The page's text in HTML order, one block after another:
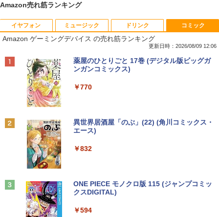
1
【★最大100%ポイント】【大特価!訳あ
り!】富士通 LIFEBOOK A576/第6世代 C
ore i3/メモリ:4GB/SSD:128GB/15.6型液
パソコン ノートパソコン Windows11 W
indows10
￥8,999
【マラソンP5倍/10%オフクーポン】中古
ノートパソコン Windows11 Pro Office
世代 Core i5 メモリ8GB 高速SSD256GB
￥9,800
1
富士通 Fujitsu 液晶モニター VL-17CST
17インチ スクエア ホワイト LCD LEDバ
ックライト SXGA 1280×1024 TNパネル
プレイ 【中古】
2
【超特価】厳選大手メーカー 液晶モニタ
ー シークレット 19インチワイド ノング
レア VGA DELL NEC 等 液晶ディスプレ
モバイルモニター 15.6インチ InnoView
FHD ポータブルモニター IPS液晶パネル
1
ちいかわ なんか小さくてかわいいやつ
（1） （ワイドKC） [ ナガノ ]
￥1,100
￥4,345
￥594
Amazon売れ筋ランキング
イヤフォン
Anker Soundcore P40i オフホワイト
Anker Soundcore P31i ブラック
Anker Soundcore Liberty 5 ミッドナイトブ
ラック
￥14,990
ミュージック
BRUCE WAYNE feat. Flo Milli, ATL Jacob
[Explicit]
￥250
BRUCE WAYNE feat. Flo Milli, ATL Jacob
[Explicit]
￥250
見知らぬ糸
ドリンク
【Amazon.co.jp限定】 い・ろ・は・す 2L P
ET ラベルレス ×8本
￥1,112
by Amazon 天然水 ラベルレス 500ml ×24本
富士山の天然水 バナジウム含有 水 ミネラル
ットル (Smart Basic)
by Amazon 天然水ラベルレス 2L×9本
￥1,117
コミック
Amazon ゲーミングデバイス の売れ筋ランキング
更新日時：2026/08/09 12:06
薬屋のひとりごと 17巻 (デジタル版ビッグガ
ンガンコミックス)
￥770
異世界居酒屋「のぶ」(22) (角川コミックス・
エース)
￥832
ONE PIECE モノクロ版 115 (ジャンプコミッ
クスDIGITAL)
￥594